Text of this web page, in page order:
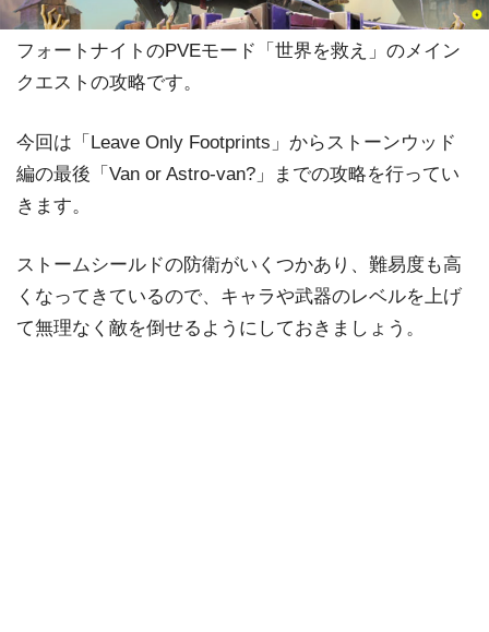
フォートナイトのPVEモード「世界を救え」のメイン
クエストの攻略です。
今回は「Leave Only Footprints」からストーンウッド
編の最後「Van or Astro-van?」までの攻略を行ってい
きます。
ストームシールドの防衛がいくつかあり、難易度も高
くなってきているので、キャラや武器のレベルを上げ
て無理なく敵を倒せるようにしておきましょう。